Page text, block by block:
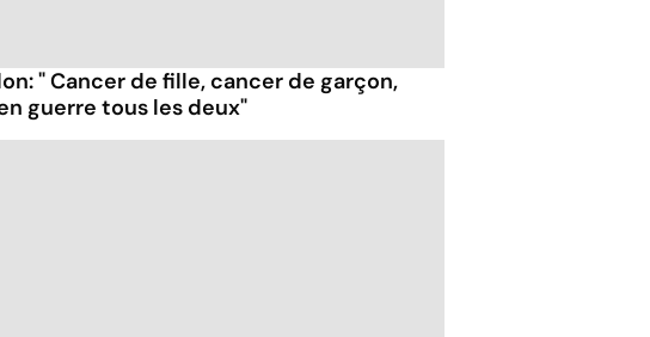
" Cancer de fille, cancer de garçon,
guerre tous les deux"